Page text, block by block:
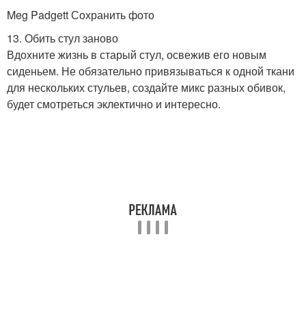
Meg Padgett Сохранить фото
13. Обить стул заново
Вдохните жизнь в старый стул, освежив его новым
сиденьем. Не обязательно привязываться к одной ткани
для нескольких стульев, создайте микс разных обивок,
будет смотреться эклектично и интересно.